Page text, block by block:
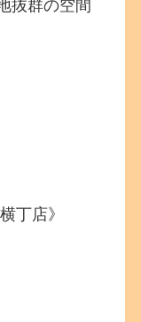
抜群の空間
丁店》